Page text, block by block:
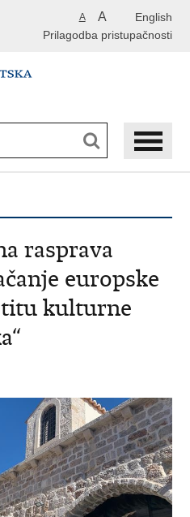
English
A A
Prilagodba pristupačnosti
rasprava
europske
kulturne